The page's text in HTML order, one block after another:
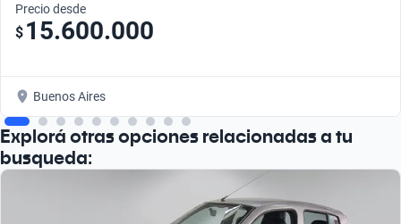
Precio desde
$ 15.600.000
Buenos Aires
Explorá otras opciones relacionadas a tu
busqueda: